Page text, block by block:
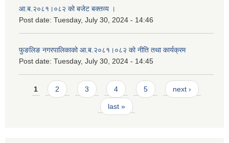
आ.ब.२०८१।०८२ को बजेट बक्तव्य ।
Post date: Tuesday, July 30, 2024 - 14:46
फुङलिङ नगरपालिकाको आ.ब.२०८१।०८२ को नीति तथा कार्यक्रम
Post date: Tuesday, July 30, 2024 - 14:45
Pages
1 2 3 4 5 next ›
last »